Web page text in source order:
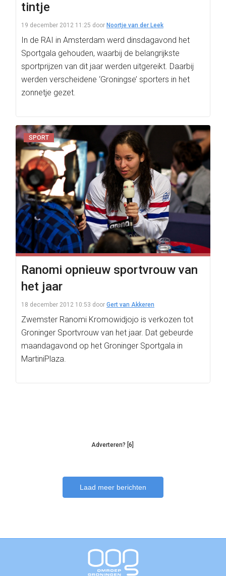
tintje
19 december 2012 11:25 door Noortje van der Leek
In de RAI in Amsterdam werd dinsdagavond het
Sportgala gehouden, waarbij de belangrijkste
sportprijzen van dit jaar werden uitgereikt. Daarbij
werden verscheidene ‘Groningse’ sporters in het
zonnetje gezet.
SPORT
Ranomi opnieuw sportvrouw van
het jaar
18 december 2012 10:53 door Gert van Akkeren
Zwemster Ranomi Kromowidjojo is verkozen tot
Groninger Sportvrouw van het jaar. Dat gebeurde
maandagavond op het Groninger Sportgala in
MartiniPlaza.
Adverteren? [6]
Laad meer berichten